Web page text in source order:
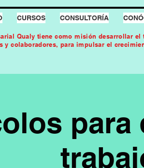
CURSOS CONSULTORÍA
Qualy tiene como misión desarrollar
y colaboradores, para impulsar el
para